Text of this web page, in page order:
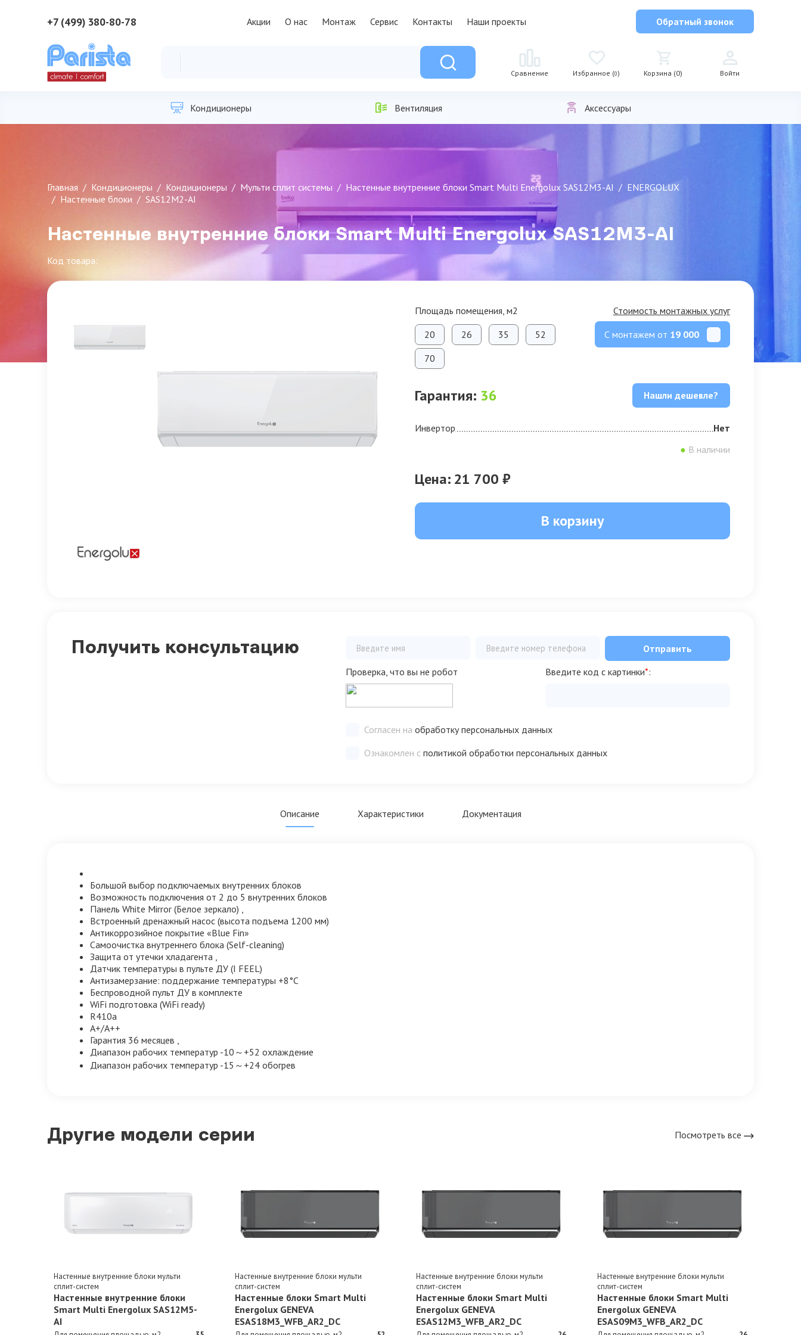
+7 (499) 380-80-78 Акции О нас Монтаж Сервис Контакты Наши проекты Обратный звонок
Сравнение Избранное (0) Корзина (0) Войти
Кондиционеры Вентиляция Аксессуары
Главная Кондиционеры Кондиционеры Мульти сплит системы Настенные внутренние блоки Smart Multi Energolux SAS12M3-AI
ENERGOLUX
Настенные блоки
SAS12M2-AI
Настенные внутренние блоки Smart Multi Energolux SAS12M3-AI
Код товара:
Площадь помещения, м2
20 26 35
52
70
Стоимость монтажных услуг
С монтажем от 19 000
Гарантия: 36 Нашли дешевле?
Инвертор
Нет
● В наличии
Цена: 21 700 ₽
В корзину
Получить консультацию
Отправить
Проверка, что вы не робот
Введите код с картинки*:
Согласен наобработку персональных данных
Ознакомлен сполитикой обработки персональных данных
Описание Характеристики Документация
Большой выбор подключаемых внутренних блоков
Возможность подключения от 2 до 5 внутренних блоков
Панель White Mirror (Белое зеркало) ,
Встроенный дренажный насос (высота подъема 1200 мм)
Антикоррозийное покрытие «Blue Fin»
Самоочистка внутреннего блока (Self-cleaning)
Защита от утечки хладагента ,
Датчик температуры в пульте ДУ (I FEEL)
Антизамерзание: поддержание температуры +8°C
Беспроводной пульт ДУ в комплекте
WiFi подготовка (WiFi ready)
R410a
A+/A++
Гарантия 36 месяцев ,
Диапазон рабочих температур -10～+52 охлаждение
Диапазон рабочих температур -15～+24 обогрев
Другие модели серии Посмотреть все
Настенные внутренние блоки мульти
сплит-систем
Настенные внутренние блоки
Smart Multi Energolux SAS12M5-
AI
Настенные внутренние блоки мульти
сплит-систем
Настенные блоки Smart Multi
Energolux GENEVA
ESAS18M3_WFB_AR2_DC
Настенные внутренние блоки мульти
сплит-систем
Настенные блоки Smart Multi
Energolux GENEVA
ESAS12M3_WFB_AR2_DC
Настенные внутренние блоки мульти
сплит-систем
Настенные блоки Smart Multi
Energolux GENEVA
ESAS09M3_WFB_AR2_DC